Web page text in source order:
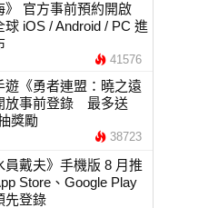
》 官方事前預約開啟
球 iOS / Android / PC 進
41576
遊《勇者連盟：曉之遠
放事前登錄 最多送
獎勵
38723
員戴夫》手機版 8 月推
Store、Google Play
先登錄